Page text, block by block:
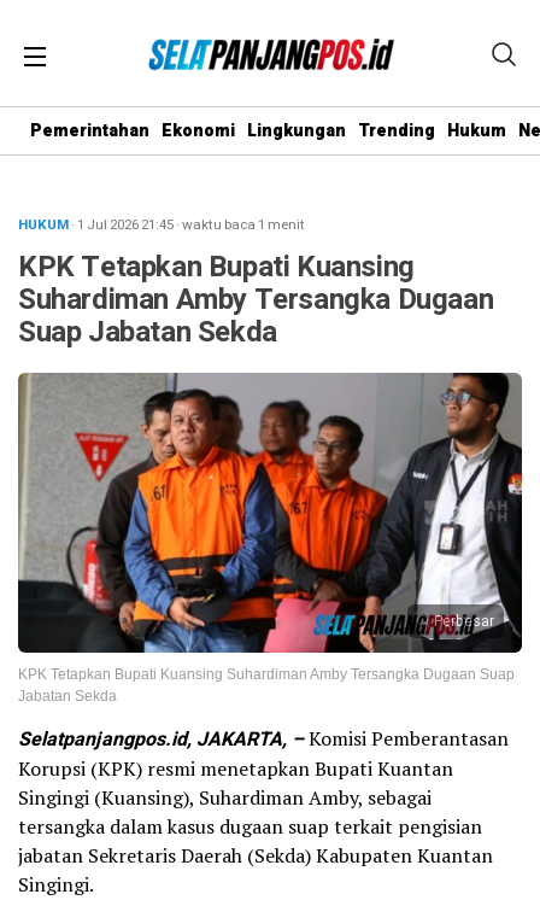
Pemerintahan Ekonomi Lingkungan Trending Hukum
HUKUM· 1 Jul 202621:45·waktu baca 1 menit
KPK Tetapkan Bupati Kuansing
Suhardiman Amby Tersangka Dugaan
Suap Jabatan Sekda
Perbesar
KPK Tetapkan Bupati Kuansing Suhardiman Amby Tersangka Dugaan Suap
Jabatan Sekda
Selatpanjangpos.id, JAKARTA, –Komisi Pemberantasan
Korupsi (KPK) resmi menetapkan Bupati Kuantan
Singingi (Kuansing), Suhardiman Amby, sebagai
tersangka dalam kasus dugaan suap terkait pengisian
jabatan Sekretaris Daerah (Sekda) Kabupaten Kuantan
Singingi.